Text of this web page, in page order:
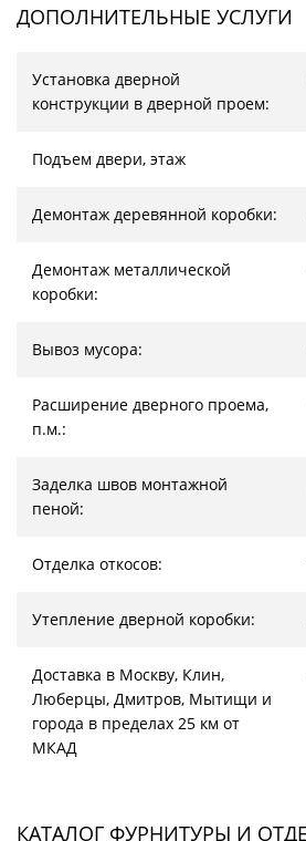
ДОПОЛНИТЕЛЬНЫЕ УСЛУГИ
Установка дверной
конструкции в дверной проем:
Подъем двери, этаж
Демонтаж деревянной коробки:
Демонтаж металлической
коробки:
Вывоз мусора:
Расширение дверного проема,
п.м.:
Заделка швов монтажной
пеной:
Отделка откосов:
Утепление дверной коробки:
Доставка в Москву, Клин,
Люберцы, Дмитров, Мытищи и
города в пределах 25 км от
МКАД
КАТАЛОГ ФУРНИТУРЫ И